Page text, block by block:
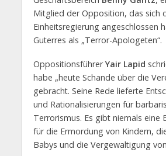
Mitglied der Opposition, das sich
Einheitsregierung angeschlossen
Guterres als „Terror-Apologeten“.
OppositionsführerYair Lapid
habe „heute Schande über die
gebracht. Seine Rede lieferte
und Rationalisierungen für
Terrorismus. Es gibt niemals eine
für die Ermordung von Kindern,
Babys und die Vergewaltigung